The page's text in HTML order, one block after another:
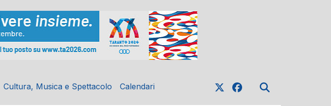
Cultura, Musica e Spettacolo Calendari